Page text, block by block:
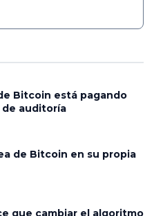
Bitcoin está pagando
de auditoría
de Bitcoin en su propia
que cambiar el algoritmo